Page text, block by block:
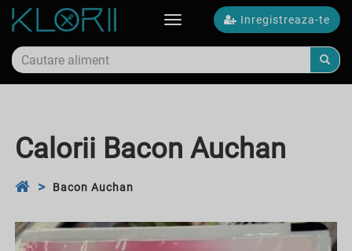
Inregistreaza-te
Toggle
Calorii Bacon Auchan
Bacon Auchan